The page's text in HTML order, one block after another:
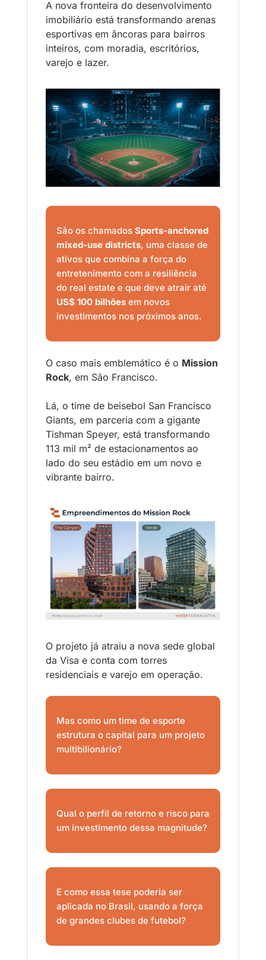
A nova fronteira do desenvolvimento
imobiliário está transformando arenas
esportivas em âncoras para bairros
inteiros, com moradia, escritórios,
varejo e lazer.
São os chamados Sports-anchored
mixed-use districts, uma classe de
ativos que combina a força do
entretenimento com a resiliência
US$ 100 bilhões em novos
investimentos nos próximos anos.
O caso mais emblemático é o Mission
Rock, em São Francisco.
Lá, o time de beisebol San Francisco
Giants, em parceria com a gigante
Tishman Speyer, está transformando
113 mil m² de estacionamentos ao
lado do seu estádio em um novo e
vibrante bairro.
O projeto já atraiu a nova sede global
da Visa e conta com torres
residenciais e varejo em operação.
Mas como um time de esporte
estrutura o capital para um projeto
multibilionário?
Qual o perfil de retorno e risco para
um investimento dessa magnitude?
E como essa tese poderia ser
aplicada no Brasil, usando a força
de grandes clubes de futebol?